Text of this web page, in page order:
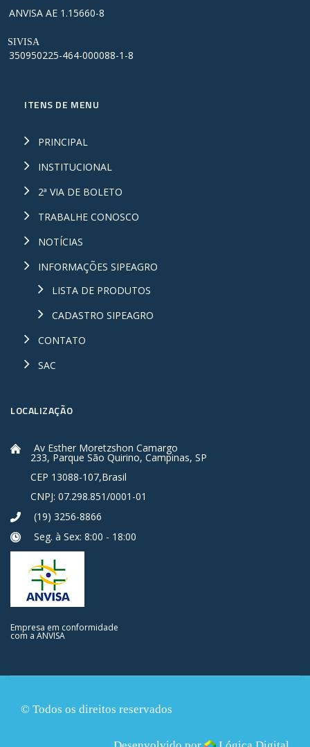
ANVISA AE 1.15660-8
SIVISA
350950225-464-000088-1-8
ITENS DE MENU
PRINCIPAL
INSTITUCIONAL
2ª VIA DE BOLETO
TRABALHE CONOSCO
NOTÍCIAS
INFORMAÇÕES SIPEAGRO
LISTA DE PRODUTOS
CADASTRO SIPEAGRO
CONTATO
SAC
LOCALIZAÇÃO
Av Esther Moretzshon Camargo
233, Parque São Quirino, Campinas, SP
CEP 13088-107,Brasil
CNPJ: 07.298.851/0001-01
(19) 3256-8866
Seg. à Sex: 8:00 - 18:00
Empresa em conformidade
com a ANVISA
© Todos os direitos reservados